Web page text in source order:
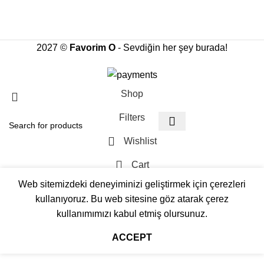
2027 © Favorim O - Sevdiğin her şey burada!
Web sitemizdeki deneyiminizi geliştirmek için çerezleri
kullanıyoruz. Bu web sitesine göz atarak çerez
kullanımımızı kabul etmiş olursunuz.
ACCEPT
Shop
Filters
Wishlist
Cart
My account